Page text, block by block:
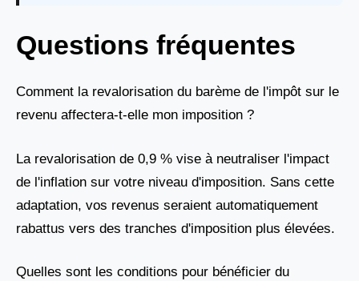
Questions fréquentes
Comment la revalorisation du barème de l'impôt sur le
revenu affectera-t-elle mon imposition ?
La revalorisation de 0,9 % vise à neutraliser l'impact
de l'inflation sur votre niveau d'imposition. Sans cette
adaptation, vos revenus seraient automatiquement
rabattus vers des tranches d'imposition plus élevées.
Quelles sont les conditions pour bénéficier du